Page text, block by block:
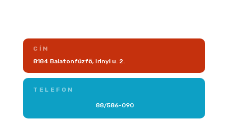
CÍM
8184 Balatonfűzfő, Irinyi u. 2.
TELEFON
88/586-090